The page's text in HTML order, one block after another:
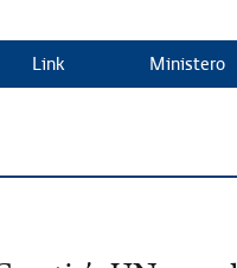
Link Ministero